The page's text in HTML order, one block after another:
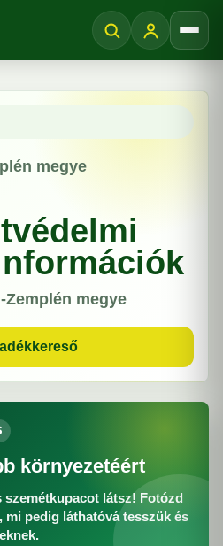
megye
megye
környezetéért
szemétkupacot látsz! Fotózd
mi pedig láthatóvá tesszük és